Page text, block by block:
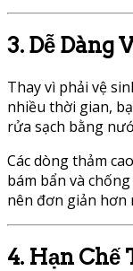
3. Dễ Dàng
Thay vì phải vệ
nhiều thời gian,
rửa sạch bằng
Các dòng thảm
bám bẩn và
nên đơn giản hơn
4. Hạn Chế